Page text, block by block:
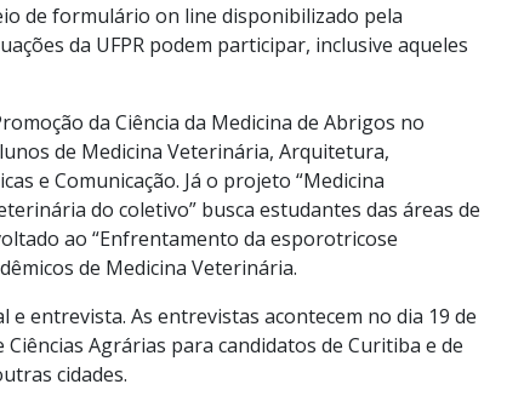
de formulário on line disponibilizado pela
da UFPR podem participar, inclusive aqueles
da Ciência da Medicina de Abrigos no
de Medicina Veterinária, Arquitetura,
e Comunicação. Já o projeto “Medicina
do coletivo” busca estudantes das áreas de
ao “Enfrentamento da esporotricose
de Medicina Veterinária.
e entrevista. As entrevistas acontecem no dia 19 de
Agrárias para candidatos de Curitiba e de
cidades.